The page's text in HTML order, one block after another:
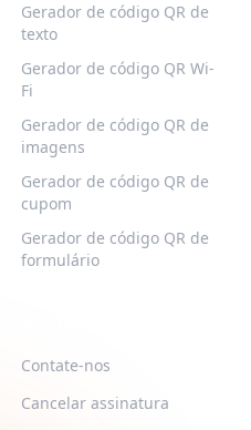
Gerador de código QR de
texto
Gerador de código QR Wi-
Fi
Gerador de código QR de
imagens
Gerador de código QR de
cupom
Gerador de código QR de
formulário
Contate-nos
Cancelar assinatura